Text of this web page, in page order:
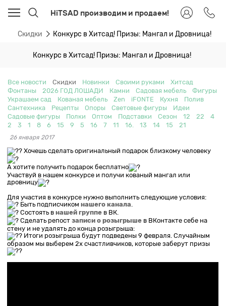
HiTSAD производим и продаем!
Скидки Конкурс в Хитсад! Призы: Мангал и Дровница!
Конкурс в Хитсад! Призы: Мангал и Дровница!
Все новости Скидки Новинки Своими руками
Хитсад
Фонтаны
2026 ГОД ЛОШАДИ Камни Садовая мебель
Фигуры
Украшаем сад
Кованая мебель Zen iFONTE Кухня
Полив
Сантехника
Рецепты Опоры Световые фигуры
Идеи
Садовые фигуры
Полки Оптом Подставки Сезон 12 22
4
2
3 1 8 6 15 9 5 16 7 11 16. 13 14 15 21
26 января 2017
Хочешь сделать оригинальный подарок близкому человеку
А хотите получить подарок бесплатно
Участвуй в нашем конкурсе и получи кованый мангал или
дровницу
Для участия в конкурсе нужно выполнить следующие условия:
Быть подписчикомнашего канала
Состоять внашей группе в ВК.
Сделать репостзаписи о розыгрыше в ВКонтакте себе на
стену и не удалять до конца розыгрыша:
Итоги розыгрыша будут подведены 9 февраля. Случайным
образом мы выберем 2х счастливчиков, которые заберут призы